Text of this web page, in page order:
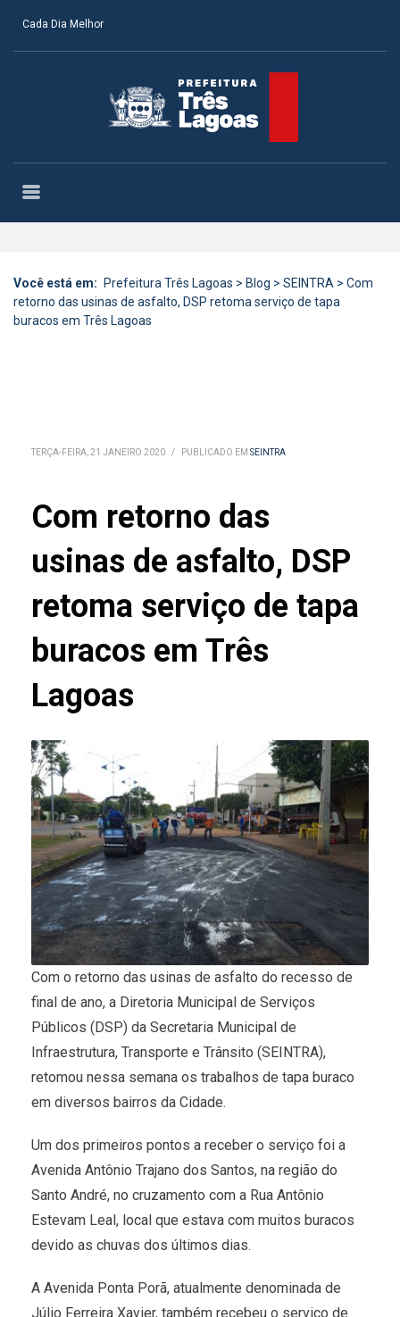
Cada Dia Melhor
Você está em: Prefeitura Três Lagoas > Blog > SEINTRA > Com
retorno das usinas de asfalto, DSP retoma serviço de tapa
buracos em Três Lagoas
TERÇA-FEIRA, 21 JANEIRO 2020 / PUBLICADO EM SEINTRA
Com retorno das
usinas de asfalto, DSP
retoma serviço de tapa
buracos em Três
Lagoas
Com o retorno das usinas de asfalto do recesso de
final de ano, a Diretoria Municipal de Serviços
Públicos (DSP) da Secretaria Municipal de
Infraestrutura, Transporte e Trânsito (SEINTRA),
retomou nessa semana os trabalhos de tapa buraco
em diversos bairros da Cidade.
Um dos primeiros pontos a receber o serviço foi a
Avenida Antônio Trajano dos Santos, na região do
Santo André, no cruzamento com a Rua Antônio
Estevam Leal, local que estava com muitos buracos
devido as chuvas dos últimos dias.
A Avenida Ponta Porã, atualmente denominada de
Júlio Ferreira Xavier, também recebeu o serviço de